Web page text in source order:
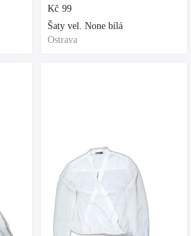
Kč 99
Šaty vel. None bílá
Ostrava